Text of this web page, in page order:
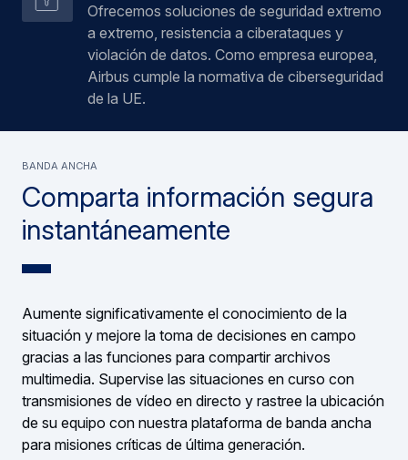
Ofrecemos soluciones de seguridad extremo
a extremo, resistencia a ciberataques y
violación de datos. Como empresa europea,
Airbus cumple la normativa de ciberseguridad
de la UE.
Comparta información segura
instantáneamente
BANDA ANCHA
Aumente significativamente el conocimiento de la
situación y mejore la toma de decisiones en campo
gracias a las funciones para compartir archivos
multimedia. Supervise las situaciones en curso con
transmisiones de vídeo en directo y rastree la ubicación
de su equipo con nuestra plataforma de banda ancha
para misiones críticas de última generación.